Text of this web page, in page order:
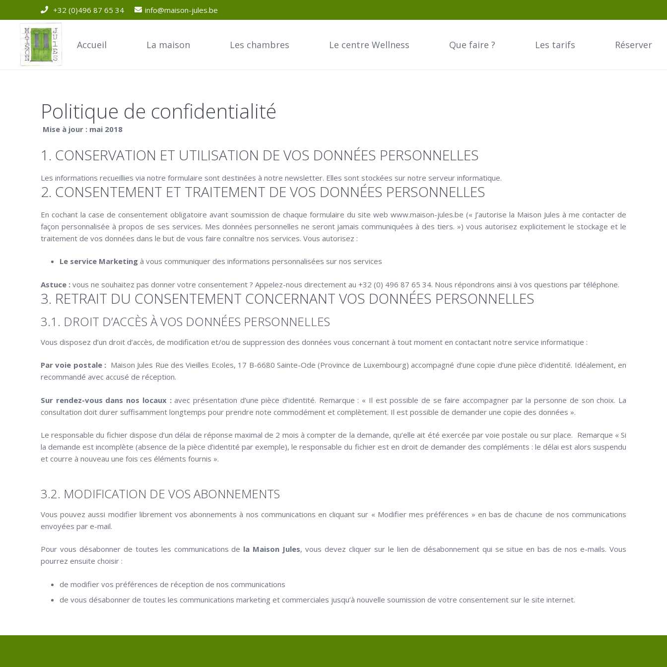
+32 (0)496 87 65 34 info@maison-jules.be
Accueil La maison Les chambres Le centre Wellness Que faire ? Les tarifs Réserver
Politique de confidentialité
Mise à jour : mai 2018
1. CONSERVATION ET UTILISATION DE VOS DONNÉES PERSONNELLES
Les informations recueillies via notre formulaire sont destinées à notre newsletter. Elles sont stockées sur notre serveur informatique.
2. CONSENTEMENT ET TRAITEMENT DE VOS DONNÉES PERSONNELLES
En cochant la case de consentement obligatoire avant soumission de chaque formulaire du site web www.maison-jules.be (« J’autorise la Maison Jules à me contacter de
façon personnalisée à propos de ses services. Mes données personnelles ne seront jamais communiquées à des tiers. ») vous autorisez explicitement le stockage et le
traitement de vos données dans le but de vous faire connaître nos services. Vous autorisez :
Le service Marketingà vous communiquer des informations personnalisées sur nos services
Astuce : vous ne souhaitez pas donner votre consentement ? Appelez-nous directement au +32 (0) 496 87 65 34. Nous répondrons ainsi à vos questions par téléphone.
3. RETRAIT DU CONSENTEMENT CONCERNANT VOS DONNÉES PERSONNELLES
3.1. DROIT D’ACCÈS À VOS DONNÉES PERSONNELLES
Vous disposez d’un droit d’accès, de modification et/ou de suppression des données vous concernant à tout moment en contactant notre service informatique :
Par voie postale : Maison Jules Rue des Vieilles Ecoles, 17 B-6680 Sainte-Ode (Province de Luxembourg) accompagné d’une copie d’une pièce d’identité. Idéalement, en
recommandé avec accusé de réception.
Sur rendez-vous dans nos locaux :avec présentation d’une pièce d’identité. Remarque : « Il est possible de se faire accompagner par la personne de son choix. La
consultation doit durer suffisamment longtemps pour prendre note commodément et complètement. Il est possible de demander une copie des données ».
Le responsable du fichier dispose d’un délai de réponse maximal de 2 mois à compter de la demande, qu’elle ait été exercée par voie postale ou sur place. Remarque « Si
la demande est incomplète (absence de la pièce d’identité par exemple), le responsable du fichier est en droit de demander des compléments : le délai est alors suspendu
et courre à nouveau une fois ces éléments fournis ».
3.2. MODIFICATION DE VOS ABONNEMENTS
Vous pouvez aussi modifier librement vos abonnements à nos communications en cliquant sur « Modifier mes préférences » en bas de chacune de nos communications
envoyées par e-mail.
Pour vous désabonner de toutes les communications de la Maison Jules, vous devez cliquer sur le lien de désabonnement qui se situe en bas de nos e-mails. Vous
pourrez ensuite choisir :
de modifier vos préférences de réception de nos communications
de vous désabonner de toutes les communications marketing et commerciales jusqu’à nouvelle soumission de votre consentement sur le site internet.